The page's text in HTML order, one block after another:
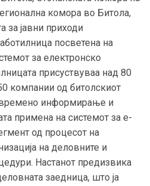
комора во Битола,
за јавни приходи
посветена на
за електронско
присуствуваа над 80
компании од битолскиот
информирање и
примена на системот за е-
од процесот на
на деловните и
Настанот предизвика
заедница, што ја